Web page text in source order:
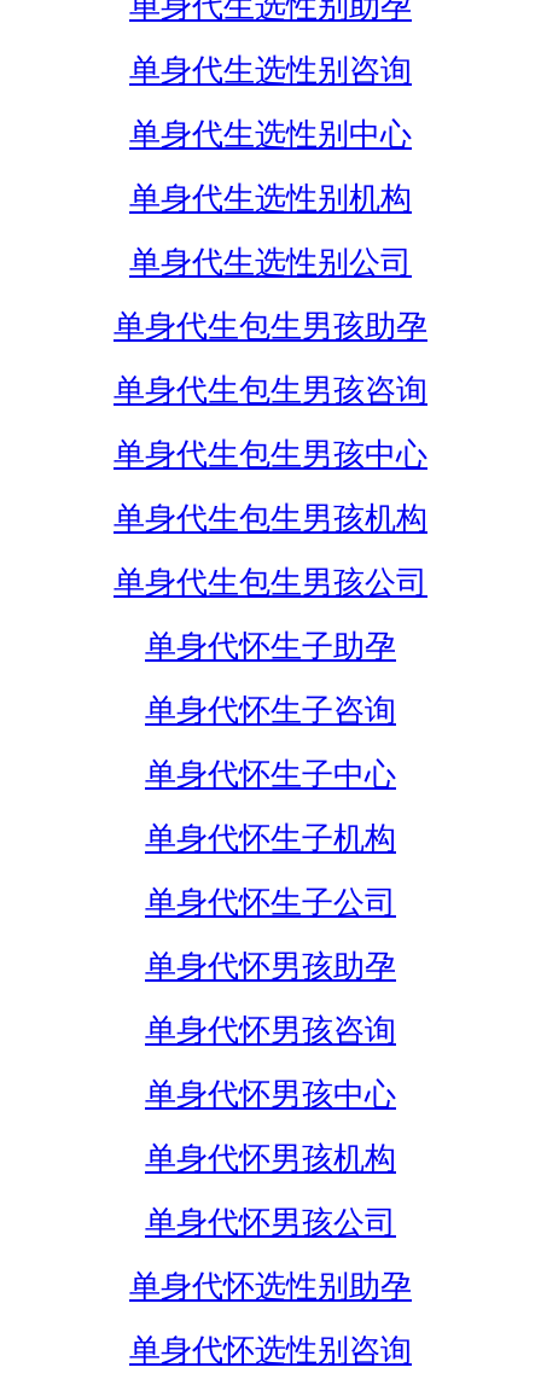
单身代生选性别咨询
单身代生选性别中心
单身代生选性别机构
单身代生选性别公司
单身代生包生男孩助孕
单身代生包生男孩咨询
单身代生包生男孩中心
单身代生包生男孩机构
单身代生包生男孩公司
单身代怀生子助孕
单身代怀生子咨询
单身代怀生子中心
单身代怀生子机构
单身代怀生子公司
单身代怀男孩助孕
单身代怀男孩咨询
单身代怀男孩中心
单身代怀男孩机构
单身代怀男孩公司
单身代怀选性别助孕
单身代怀选性别咨询